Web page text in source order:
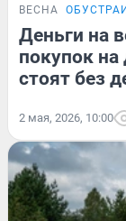
ВЕСНА
Деньги на
покупок на
стоят без
2 мая, 2026, 10:00